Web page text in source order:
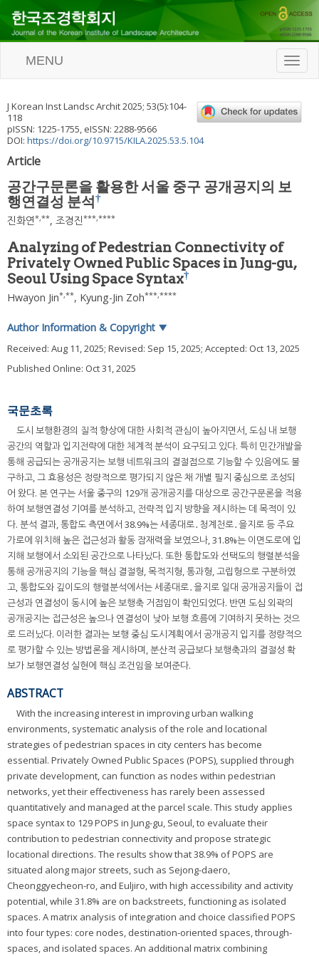
T
o
l
e
g
MENU
J Korean Inst Landsc Archit2025; 53(5):104-
118
pISSN: 1225-1755, eISSN: 2288-9566
DOI: https://doi.org/10.9715/KILA.2025.53.5.104
Article
공간구문론을 활용한 서울 중구 공개공지의 보
행연결성 분석 †
진화연*,**, 조경진***,****
Analyzing of Pedestrian Connectivity of
Privately Owned Public Spaces in Jung-gu,
Seoul Using Space Syntax†
Hwayon Jin*,**, Kyung-Jin Zoh***,****
Author Information & Copyright ▼
Received: Aug 11, 2025; Revised: Sep 15, 2025; Accepted: Oct 13, 2025
Published Online: Oct 31, 2025
국문초록
도시 보행환경의 질적 향상에 대한 사회적 관심이 높아지면서, 도심 내 보행
공간의 역할과 입지전략에 대한 체계적 분석이 요구되고 있다. 특히 민간개발을
통해 공급되는 공개공지는 보행 네트워크의 결절점으로 기능할 수 있음에도 불
구하고, 그 효용성은 정량적으로 평가되지 않은 채 개별 필지 중심으로 조성되
어 왔다. 본 연구는 서울 중구의 129개 공개공지를 대상으로 공간구문론을 적용
하여 보행연결성 기여를 분석하고, 전략적 입지 방향을 제시하는 데 목적이 있
다. 분석 결과, 통합도 측면에서 38.9%는 세종대로․청계천로․을지로 등 주요
가로에 위치해 높은 접근성과 활동 잠재력을 보였으나, 31.8%는 이면도로에 입
지해 보행에서 소외된 공간으로 나타났다. 또한 통합도와 선택도의 행렬분석을
통해 공개공지의 기능을 핵심 결절형, 목적지형, 통과형, 고립형으로 구분하였
고, 통합도와 깊이도의 행렬분석에서는 세종대로․을지로 일대 공개공지들이 접
근성과 연결성이 동시에 높은 보행축 거점임이 확인되었다. 반면 도심 외곽의
공개공지는 접근성은 높으나 연결성이 낮아 보행 흐름에 기여하지 못하는 것으
로 드러났다. 이러한 결과는 보행 중심 도시계획에서 공개공지 입지를 정량적으
로 평가할 수 있는 방법론을 제시하며, 분산적 공급보다 보행축과의 결절성 확
보가 보행연결성 실현에 핵심 조건임을 보여준다.
ABSTRACT
With the increasing interest in improving urban walking
environments, systematic analysis of the role and locational
strategies of pedestrian spaces in city centers has become
essential. Privately Owned Public Spaces (POPS), supplied through
private development, can function as nodes within pedestrian
networks, yet their effectiveness has rarely been assessed
quantitatively and managed at the parcel scale. This study applies
space syntax to 129 POPS in Jung-gu, Seoul, to evaluate their
contribution to pedestrian connectivity and propose strategic
locational directions. The results show that 38.9% of POPS are
situated along major streets, such as Sejong-daero,
Cheonggyecheon-ro, and Euljiro, with high accessibility and activity
potential, while 31.8% are on backstreets, functioning as isolated
spaces. A matrix analysis of integration and choice classified POPS
into four types: core nodes, destination-oriented spaces, through-
spaces, and isolated spaces. An additional matrix combining